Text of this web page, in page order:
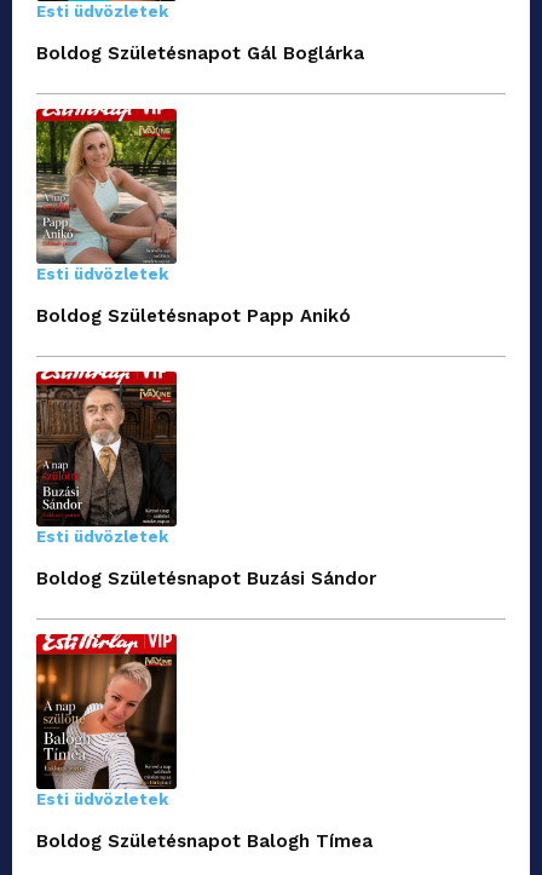
Esti üdvözletek
Boldog Születésnapot Gál Boglárka
Esti üdvözletek
Boldog Születésnapot Papp Anikó
Esti üdvözletek
Boldog Születésnapot Buzási Sándor
Esti üdvözletek
Boldog Születésnapot Balogh Tímea